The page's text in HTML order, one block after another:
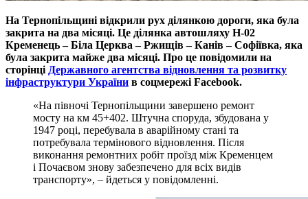
На Тернопільщині відкрили рух ділянкою дороги, яка була
закрита на два місяці. Це ділянка автошляху Н-02
Кременець – Біла Церква – Ржищів – Канів – Софіївка, яка
була закрита майже два місяці. Про це повідомили на
сторінці Державного агентства відновлення та розвитку
інфраструктури України в соцмережі Facebook.
«На півночі Тернопільщини завершено ремонт
мосту на км 45+402. Штучна споруда, збудована у
1947 році, перебувала в аварійному стані та
потребувала термінового відновлення. Після
виконання ремонтних робіт проїзд між Кременцем
і Почаєвом знову забезпечено для всіх видів
транспорту», – йдеться у повідомленні.